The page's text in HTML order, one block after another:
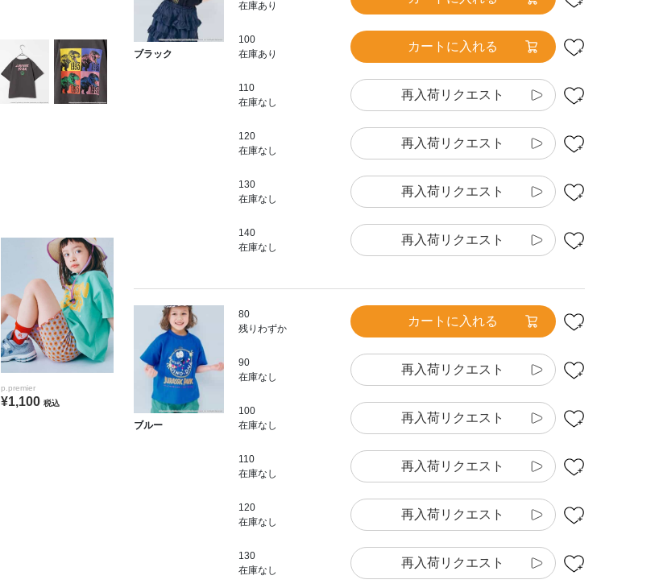
p.premier
¥1,100 税込
ブラック
在庫あり
100
在庫あり
カートに入れる
110
在庫なし
再入荷リクエスト
120
在庫なし
再入荷リクエスト
130
在庫なし
再入荷リクエスト
140
在庫なし
再入荷リクエスト
ブルー
80
残りわずか
カートに入れる
90
在庫なし
再入荷リクエスト
100
在庫なし
再入荷リクエスト
110
在庫なし
再入荷リクエスト
120
在庫なし
再入荷リクエスト
130
在庫なし
再入荷リクエスト